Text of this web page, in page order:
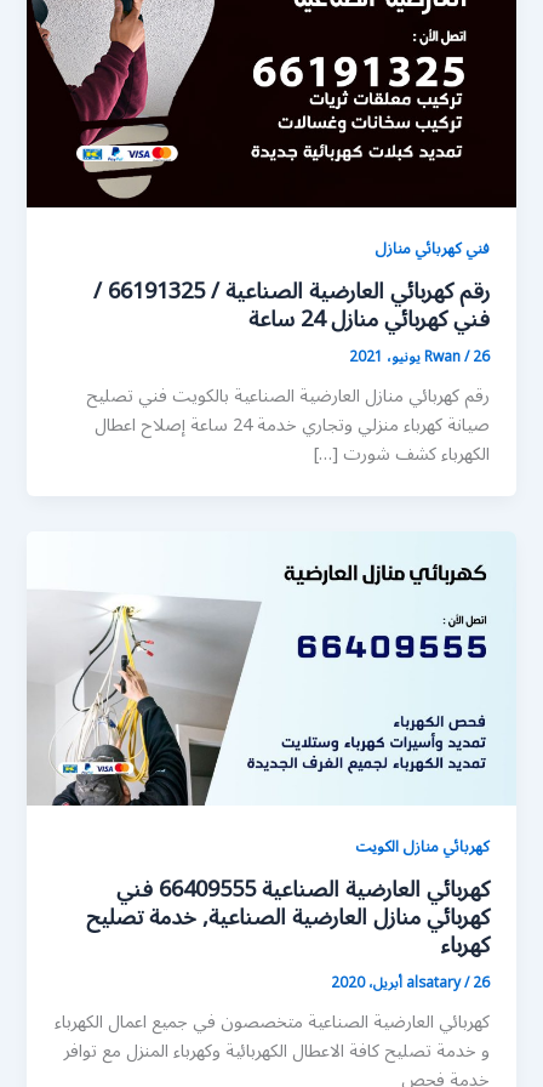
فني كهربائي منازل
رقم كهربائي العارضية الصناعية / 66191325 /
فني كهربائي منازل 24 ساعة
Rwan/26 يونيو، 2021
رقم كهربائي منازل العارضية الصناعية بالكويت فني تصليح
صيانة كهرباء منزلي وتجاري خدمة 24 ساعة إصلاح اعطال
الكهرباء كشف شورت […]
كهربائي منازل الكويت
كهربائي العارضية الصناعية 66409555 فني
كهربائي منازل العارضية الصناعية, خدمة تصليح
كهرباء
alsatary/26 أبريل، 2020
كهربائي العارضية الصناعية متخصصون في جميع اعمال الكهرباء
و خدمة تصليح كافة الاعطال الكهربائية وكهرباء المنزل مع توافر